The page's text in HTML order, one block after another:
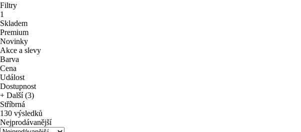
Filtry
1
Skladem
Premium
Novinky
Akce a slevy
Barva
Cena
Událost
Dostupnost
+ Další (3)
Stříbrná
130 výsledků
Nejprodávanější